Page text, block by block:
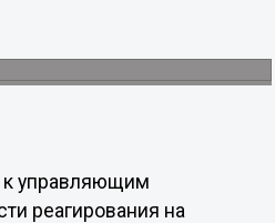
к управляющим
реагирования на